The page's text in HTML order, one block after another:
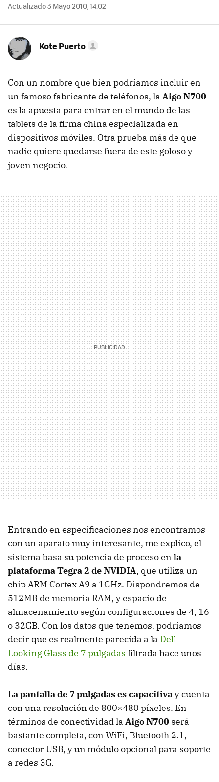
Actualizado 3 Mayo 2010, 14:02
Kote Puerto
Con un nombre que bien podríamos incluir en
un famoso fabricante de teléfonos, la Aigo N700
es la apuesta para entrar en el mundo de las
tablets de la firma china especializada en
dispositivos móviles. Otra prueba más de que
nadie quiere quedarse fuera de este goloso y
joven negocio.
Entrando en especificaciones nos encontramos
con un aparato muy interesante, me explico, el
sistema basa su potencia de proceso en la
plataforma Tegra 2 de NVIDIA, que utiliza un
chipARM Cortex A9 a 1GHz. Dispondremos de
512MB de memoria RAM, y espacio de
almacenamiento según configuraciones de 4, 16
o 32GB. Con los datos que tenemos, podríamos
decir que es realmente parecida a la Dell
Looking Glass de 7 pulgadas filtrada hace unos
días.
La pantalla de 7 pulgadas es capacitivay cuenta
con una resolución de 800×480 píxeles. En
términos de conectividad la Aigo N700 será
bastante completa, con WiFi, Bluetooth 2.1,
conectorUSB, y un módulo opcional para soporte
a redes 3G.